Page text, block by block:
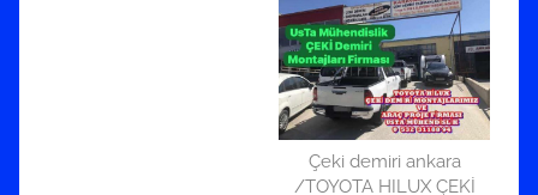
Çeki demiri ankara
/TOYOTA HILUX ÇEKİ